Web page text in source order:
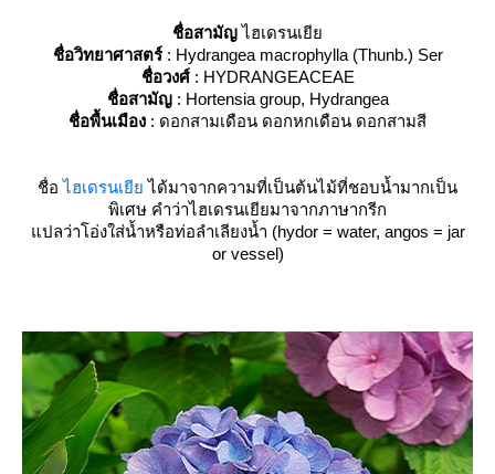
ชื่อสามัญไฮเดรนเยี
ชื่อวิทยาศาสตร์: Hydrangea macrophylla (Thunb.) Ser
ชื่อวงศ์: HYDRANGEACEAE
ชื่อสามัญ: Hortensia group, Hydrangea
ชื่อพื้นเมือง : ดอกสามเดือน ดอกหกเดือน ดอกสามสี
ชื่อไฮเดรนเยี ได้มาจากความที่เป็นต้นไม้ที่ชอบน้ำมากเป็น
พิเศษ คำว่าไฮเดรนเยียมาจากภาษากรีก
ปลว่าโอ่งใส่น้ำหรือท่อลำเลียงน้ำ (hydor = water, angos = jar
or vessel)